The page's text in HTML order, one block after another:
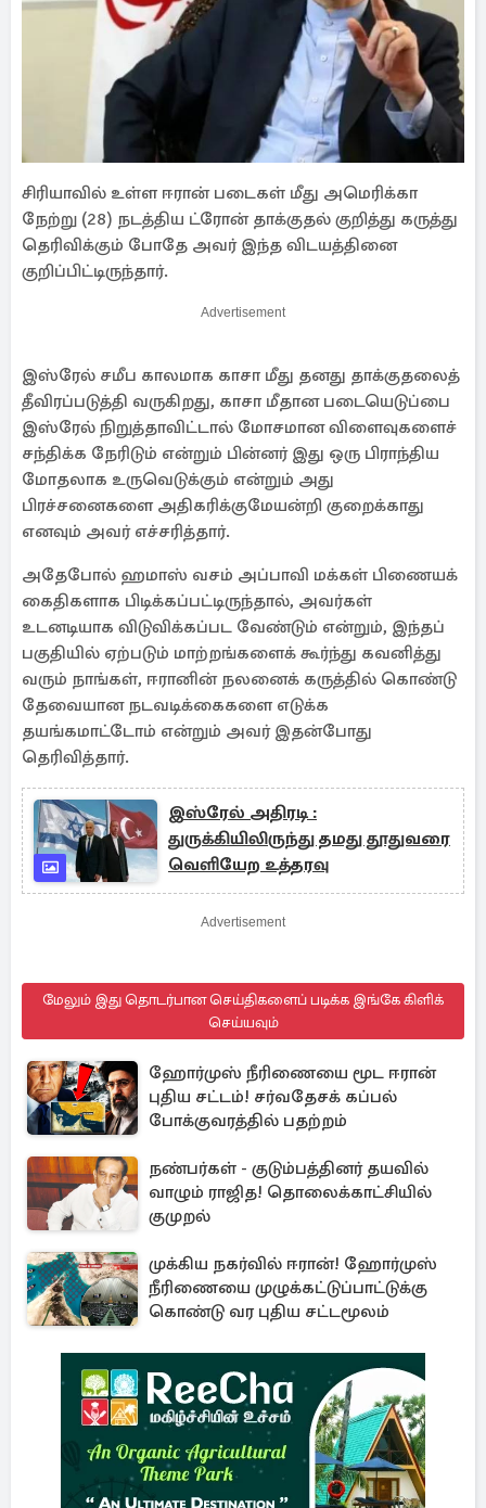
சிரியாவில் உள்ள ஈரான் படைகள் மீது அமெரிக்கா
நேற்று (28) நடத்திய ட்ரோன் தாக்குதல் குறித்து கருத்து
தெரிவிக்கும் போதே அவர் இந்த விடயத்தினை
குறிப்பிட்டிருந்தார்.
Advertisement
இஸ்ரேல் சமீப காலமாக காசா மீது தனது தாக்குதலைத்
தீவிரப்படுத்தி வருகிறது, காசா மீதான படையெடுப்பை
இஸ்ரேல் நிறுத்தாவிட்டால் மோசமான விளைவுகளைச்
சந்திக்க நேரிடும் என்றும் பின்னர் இது ஒரு பிராந்திய
மோதலாக உருவெடுக்கும் என்றும் அது
பிரச்சனைகளை அதிகரிக்குமேயன்றி குறைக்காது
எனவும் அவர் எச்சரித்தார்.
அதேபோல் ஹமாஸ் வசம் அப்பாவி மக்கள் பிணையக்
கைதிகளாக பிடிக்கப்பட்டிருந்தால், அவர்கள்
உடனடியாக விடுவிக்கப்பட வேண்டும் என்றும், இந்தப்
பகுதியில் ஏற்படும் மாற்றங்களைக் கூர்ந்து கவனித்து
வரும் நாங்கள், ஈரானின் நலனைக் கருத்தில் கொண்டு
தேவையான நடவடிக்கைகளை எடுக்க
தயங்கமாட்டோம் என்றும் அவர் இதன்போது
தெரிவித்தார்.
இஸ்ரேல் அதிரடி :
துருக்கியிலிருந்து தமது தூதுவரை
வெளியேற உத்தரவு
Advertisement
மேலும் இது தொடர்பான செய்திகளைப் படிக்க இங்கே கிளிக்
செய்யவும்
ஹோர்முஸ் நீரிணையை மூட ஈரான்
புதிய சட்டம்! சர்வதேசக் கப்பல்
போக்குவரத்தில் பதற்றம்
நண்பர்கள் - குடும்பத்தினர் தயவில்
வாழும் ராஜித! தொலைக்காட்சியில்
குமுறல்
முக்கிய நகர்வில் ஈரான்! ஹோர்முஸ்
நீரிணையை முழுக்கட்டுப்பாட்டுக்கு
கொண்டு வர புதிய சட்டமூலம்